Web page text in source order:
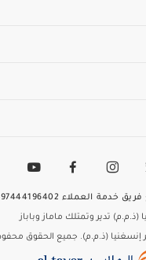
(ذ.م.م) تدير وتمتلك ماماز وباباز
خدمة العملاء 97444196402+